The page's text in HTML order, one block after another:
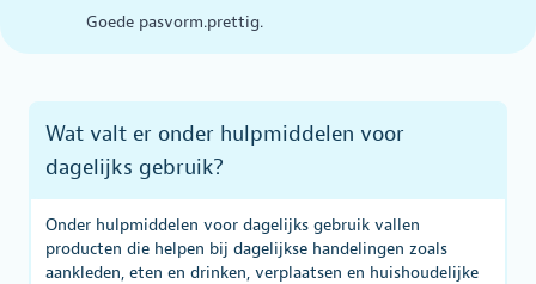
Goede pasvorm.prettig.
Wat valt er onder hulpmiddelen voor
dagelijks gebruik?
Onder hulpmiddelen voor dagelijks gebruik vallen
producten die helpen bij dagelijkse handelingen zoals
aankleden, eten en drinken, verplaatsen en huishoudelijke